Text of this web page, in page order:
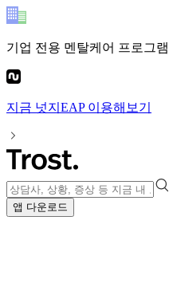
기업 전용 멘탈케어 프로그램
지금 넛지EAP이용해보기
앱 다운로드